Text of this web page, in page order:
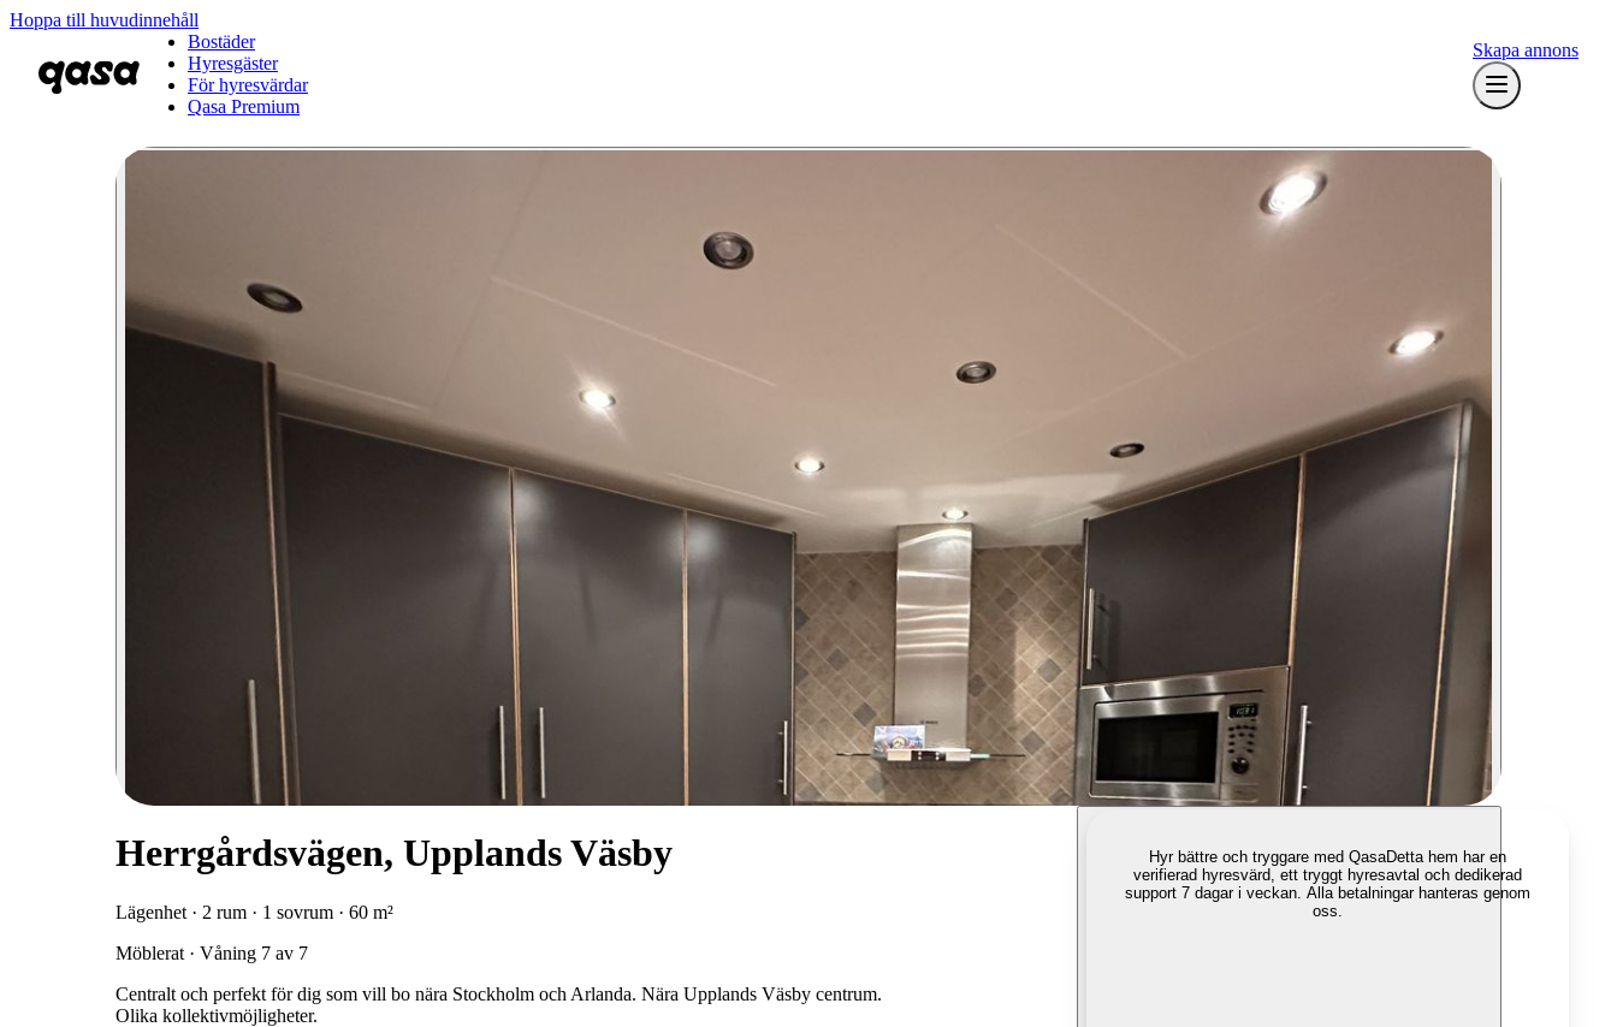
Hoppa till huvudinnehåll
Bostäder
Hyresgäster
För hyresvärdar
Qasa Premium
Skapa annons
Herrgårdsvägen, Upplands Väsby
Lägenhet · 2 rum · 1 sovrum · 60 m²
Möblerat · Våning 7 av 7
Centralt och perfekt för dig som vill bo nära Stockholm och Arlanda. Nära Upplands Väsby centrum.
Olika kollektivmöjligheter.
Hyr bättre och tryggare med QasaDetta hem har en
verifierad hyresvärd, ett tryggt hyresavtal och dedikerad
support 7 dagar i veckan. Alla betalningar hanteras genom
oss.